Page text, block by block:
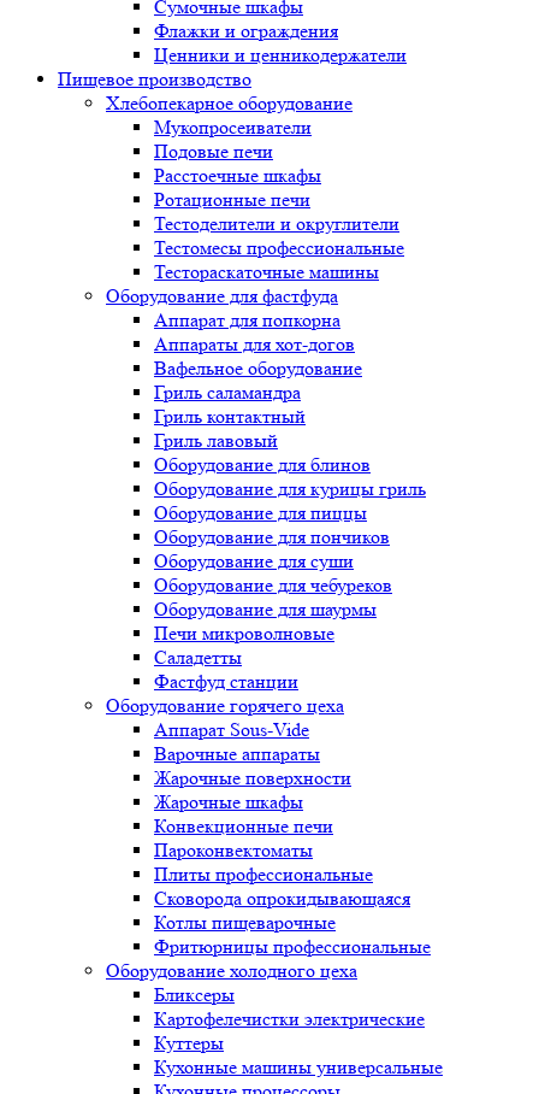
Сумочные шкафы
Флажки и ограждения
Ценники и ценникодержатели
Пищевое производство
Хлебопекарное оборудование
Мукопросеиватели
Подовые печи
Расстоечные шкафы
Ротационные печи
Тестоделители и округлители
Тестомесы профессиональные
Тестораскаточные машины
Оборудование для фастфуда
Аппарат для попкорна
Аппараты для хот-догов
Вафельное оборудование
Гриль саламандра
Гриль контактный
Гриль лавовый
Оборудование для блинов
Оборудование для курицы гриль
Оборудование для пиццы
Оборудование для пончиков
Оборудование для суши
Оборудование для чебуреков
Оборудование для шаурмы
Печи микроволновые
Саладетты
Фастфуд станции
Оборудование горячего цеха
Аппарат Sous-Vide
Варочные аппараты
Жарочные поверхности
Жарочные шкафы
Конвекционные печи
Пароконвектоматы
Плиты профессиональные
Сковорода опрокидывающаяся
Котлы пищеварочные
Фритюрницы профессиональные
Оборудование холодного цеха
Бликсеры
Картофелечистки электрические
Куттеры
Кухонные машины универсальные